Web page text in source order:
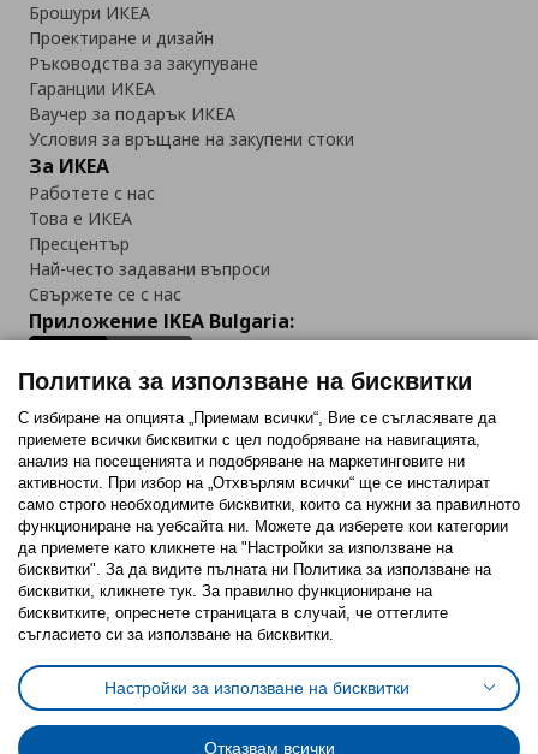
Брошури ИКЕА
Проектиране и дизайн
Ръководства за закупуване
Гаранции ИКЕА
Ваучер за подарък ИКЕА
Условия за връщане на закупени стоки
За ИКЕА
Работете с нас
Това е ИКЕА
Пресцентър
Най-често задавани въпроси
Свържете се с нас
Приложение IKEA Bulgaria:
Последвайте ни:
FacebookTwitterYoutubePinterestInstagram
Политика за използване на бисквитки (Cookies)
Избор на настройки за използване на бисквитки
Условия за ползване на ikea.bgОбща политика за личните данни
Политика за защита на личните данни на ikea.bg
Общи условия на програма IKEA Family
Политика за използване на бисквитки
С избиране на опцията „Приемам всички“, Вие се съгласявате да
приемете всички бисквитки с цел подобряване на навигацията,
анализ на посещенията и подобряване на маркетинговите ни
активности. При избор на „Отхвърлям всички“ ще се инсталират
само строго необходимитe бисквитки, които са нужни за правилното
функциониране на уебсайта ни. Можете да изберете кои категории
да приемете като кликнете на "Настройки за използване на
бисквитки". За да видите пълната ни Политика за използване на
бисквитки, кликнете тук. За правилно функциониране на
бисквитките, опреснете страницата в случай, че оттеглите
съгласието си за използване на бисквитки.
Настройки за използване на бисквитки
Отказвам всички